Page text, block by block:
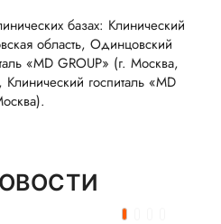
базах: Клинический
область, Одинцовский
«MD GROUP» (г. Москва,
госпиталь «MD